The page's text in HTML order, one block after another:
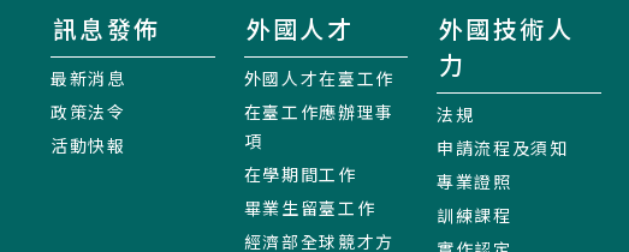
訊息發佈
最新消息
政策法令
活動快報
外國人才
外國人才在臺工作
在臺工作應辦理事
項
在學期間工作
畢業生留臺工作
經濟部全球競才方
外國技術人
力
法規
申請流程及須知
專業證照
訓練課程